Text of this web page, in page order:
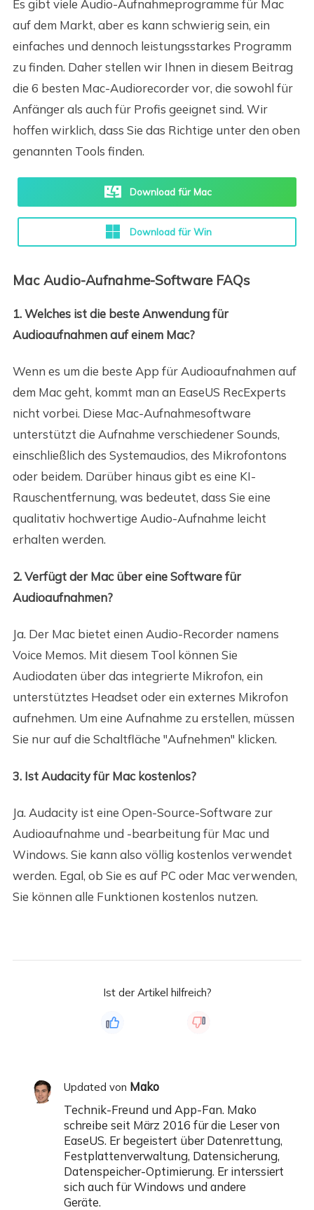
Es gibt viele Audio-Aufnahmeprogramme für Mac
auf dem Markt, aber es kann schwierig sein, ein
einfaches und dennoch leistungsstarkes Programm
zu finden. Daher stellen wir Ihnen in diesem Beitrag
die 6 besten Mac-Audiorecorder vor, die sowohl für
Anfänger als auch für Profis geeignet sind. Wir
hoffen wirklich, dass Sie das Richtige unter den oben
genannten Tools finden.
Download für Mac
Download für Win
Mac Audio-Aufnahme-Software FAQs
1. Welches ist die beste Anwendung für
Audioaufnahmen auf einem Mac?
Wenn es um die beste App für Audioaufnahmen auf
dem Mac geht, kommt man an EaseUS RecExperts
nicht vorbei. Diese Mac-Aufnahmesoftware
unterstützt die Aufnahme verschiedener Sounds,
einschließlich des Systemaudios, des Mikrofontons
oder beidem. Darüber hinaus gibt es eine KI-
Rauschentfernung, was bedeutet, dass Sie eine
qualitativ hochwertige Audio-Aufnahme leicht
erhalten werden.
2. Verfügt der Mac über eine Software für
Audioaufnahmen?
Ja. Der Mac bietet einen Audio-Recorder namens
Voice Memos. Mit diesem Tool können Sie
Audiodaten über das integrierte Mikrofon, ein
unterstütztes Headset oder ein externes Mikrofon
aufnehmen. Um eine Aufnahme zu erstellen, müssen
Sie nur auf die Schaltfläche "Aufnehmen" klicken.
3. Ist Audacity für Mac kostenlos?
Ja. Audacity ist eine Open-Source-Software zur
Audioaufnahme und -bearbeitung für Mac und
Windows. Sie kann also völlig kostenlos verwendet
werden. Egal, ob Sie es auf PC oder Mac verwenden,
Sie können alle Funktionen kostenlos nutzen.
Ist der Artikel hilfreich?
Updated von Mako
Technik-Freund und App-Fan. Mako
schreibe seit März 2016 für die Leser von
EaseUS. Er begeistert über Datenrettung,
Festplattenverwaltung, Datensicherung,
Datenspeicher-Optimierung. Er interssiert
sich auch für Windows und andere
Geräte.